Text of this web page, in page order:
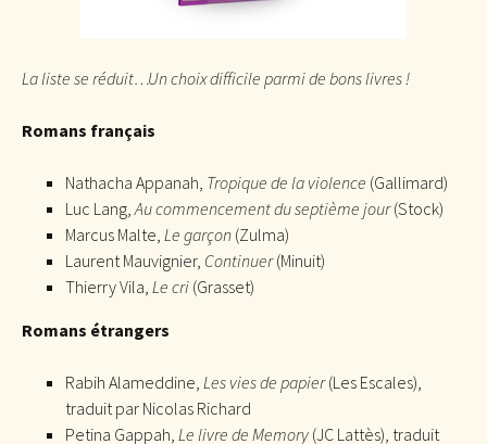
La liste se réduit…Un choix difficile parmi de bons livres !
Romans français
Nathacha Appanah, Tropique de la violence (Gallimard)
Luc Lang, Au commencement du septième jour(Stock)
Marcus Malte, Le garçon (Zulma)
Laurent Mauvignier, Continuer(Minuit)
Thierry Vila, Le cri (Grasset)
Romans étrangers
Rabih Alameddine, Les vies de papier(Les Escales),
traduit par Nicolas Richard
Petina Gappah, Le livre de Memory (JC Lattès), traduit